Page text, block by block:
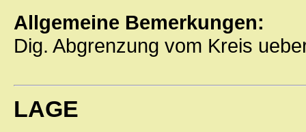
Allgemeine Bemerkungen:
Dig. Abgrenzung vom Kreis
LAGE